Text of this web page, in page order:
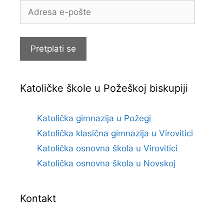
Adresa
Pretplati se
Katoličke škole u Požeškoj biskupiji
Katolička gimnazija u Požegi
Katolička klasična gimnazija u Virovitici
Katolička osnovna škola u Virovitici
Katolička osnovna škola u Novskoj
Kontakt